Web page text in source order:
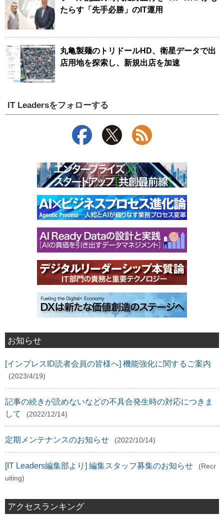
たらす「先手必勝」のIT運用
丸亀製麺のトリドールHD、衛星データで出
店用地を探索し、新規出店を加速
IT Leadersをフォローする
お知らせ
[インプレスID読者会員の皆様へ] 機能強化に関するご案内
(2023/4/19)
記事の続きが読めないなどの不具合発生時の対応につきま
して
(2022/12/14)
定期メンテナンスのお知らせ (2022/10/14)
[IT Leaders編集部より] 編集スタッフ募集のお知らせ
(Recr
uiting)
アクセスランキング